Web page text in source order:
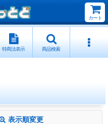
カート
特商法表示 商品検索
表示順変更